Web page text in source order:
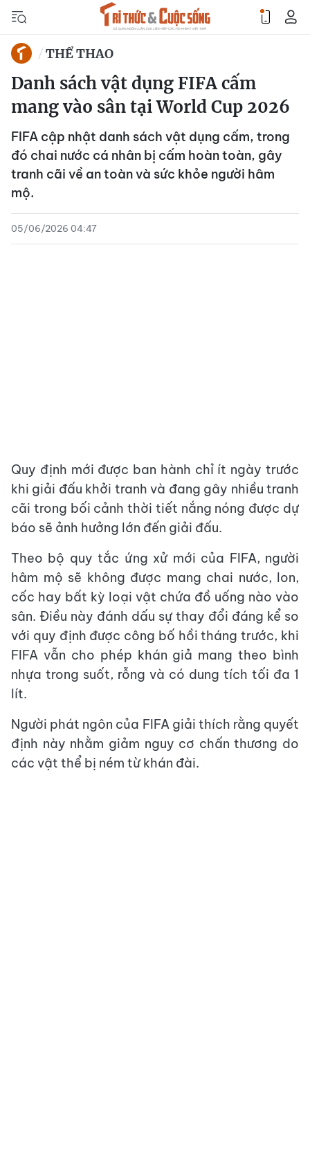
THỂ THAO
Danh sách vật dụng FIFA cấm
mang vào sân tại World Cup 2026
FIFA cập nhật danh sách vật dụng cấm, trong
đó chai nước cá nhân bị cấm hoàn toàn, gây
tranh cãi về an toàn và sức khỏe người hâm
mộ.
05/06/2026 04:47
Quy định mới được ban hành chỉ ít ngày trước
khi giải đấu khởi tranh và đang gây nhiều tranh
cãi trong bối cảnh thời tiết nắng nóng được dự
báo sẽ ảnh hưởng lớn đến giải đấu.
Theo bộ quy tắc ứng xử mới của FIFA, người
hâm mộ sẽ không được mang chai nước, lon,
cốc hay bất kỳ loại vật chứa đồ uống nào vào
sân. Điều này đánh dấu sự thay đổi đáng kể so
với quy định được công bố hồi tháng trước, khi
FIFA vẫn cho phép khán giả mang theo bình
nhựa trong suốt, rỗng và có dung tích tối đa 1
lít.
Người phát ngôn của FIFA giải thích rằng quyết
định này nhằm giảm nguy cơ chấn thương do
các vật thể bị ném từ khán đài.